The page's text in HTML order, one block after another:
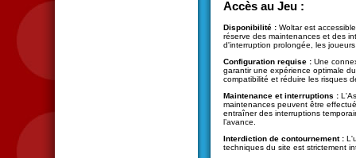
Accès au Jeu :
Disponibilité :Woltar est
réserve des maintenances et des
d'interruption prolongée, les
Configuration requise :Une
garantir une expérience optimale
compatibilité et réduire les risques
Maintenance et interruptions :
maintenances peuvent être
entraîner des interruptions
l’avance.
Interdiction de contournement :
techniques du site est strictement